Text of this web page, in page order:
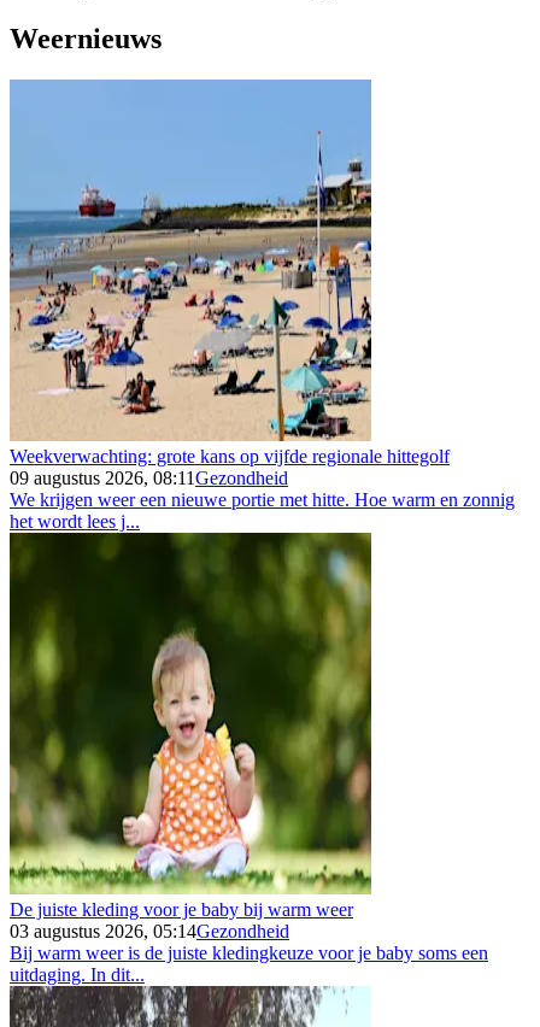
Weernieuws
Weekverwachting: grote kans op vijfde regionale hittegolf
09 augustus 2026, 08:11Gezondheid
We krijgen weer een nieuwe portie met hitte. Hoe warm en zonnig
het wordt lees j...
De juiste kleding voor je baby bij warm weer
03 augustus 2026, 05:14Gezondheid
Bij warm weer is de juiste kledingkeuze voor je baby soms een
uitdaging. In dit...